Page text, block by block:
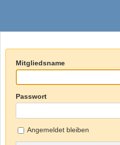
Mitgliedsname
Passwort
Angemeldet bleiben